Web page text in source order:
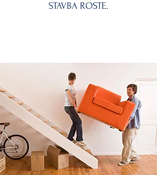
STAVBA ROSTE.